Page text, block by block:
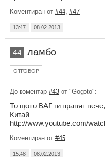
Коментиран от #44 #47
13:47 08.02.2013
44 ламбо
ОТГОВОР
До коментар #43 от "Gogoto":
То щото ВАГ ги правят
Китай
http://www.youtube.com/
Коментиран от #45
15:48 08.02.2013